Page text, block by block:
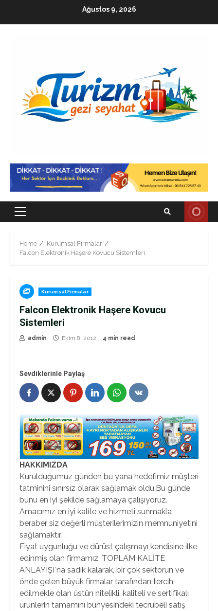
Ağustos 9, 2026
Primary
Home
Kurumsal Firmalar
Falcon Elektronik Haşere Kovucu Sistemleri
Kurumsal Firmalar
Falcon Elektronik Haşere Kovucu
Sistemleri
admin Ekim 8, 2012 4 min read
Sevdiklerinle Paylaş
HAKKIMIZDA
Kurulduğumuz günden bu yana hedefimiz müşteri
tatminini sınırsız olarak sağlamak oldu.Bu günde
bunu en iyi şekilde sağlamaya çalışıyoruz.
Amacımız en iyi kalite ve hizmeti sunmakla
beraber siz değerli müşterilerimizin memnuniyetini
sağlamaktır.
Fiyat uygunluğu ve dürüst çalışmayı kendisine ilke
edinmiş olan firmamız; TOPLAM KALİTE
ANLAYIŞI`na sadık kalarak, bir çok sektörün ve
önde gelen büyük firmalar tarafından tercih
edilmekle olan üstün nitelikli, kaliteli ve sertifikalı
ürünlerin tamamını bünyesindeki tecrübeli satış